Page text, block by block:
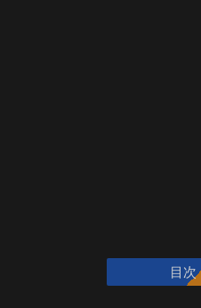
目次